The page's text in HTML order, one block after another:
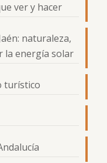
ver y hacer
naturaleza,
la energía solar
turístico